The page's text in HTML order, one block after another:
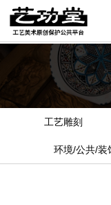
工艺雕刻
环境/公共/装